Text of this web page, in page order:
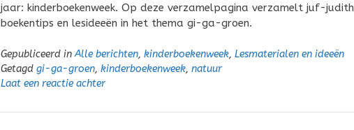
jaar: kinderboekenweek. Op deze verzamelpagina verzamelt juf-judith
boekentips en lesideeën in het thema gi-ga-groen.
Gepubliceerd inAlle berichten, kinderboekenweek, Lesmaterialen en ideeën
Getagd gi-ga-groen, kinderboekenweek, natuur
Laat een reactie achter